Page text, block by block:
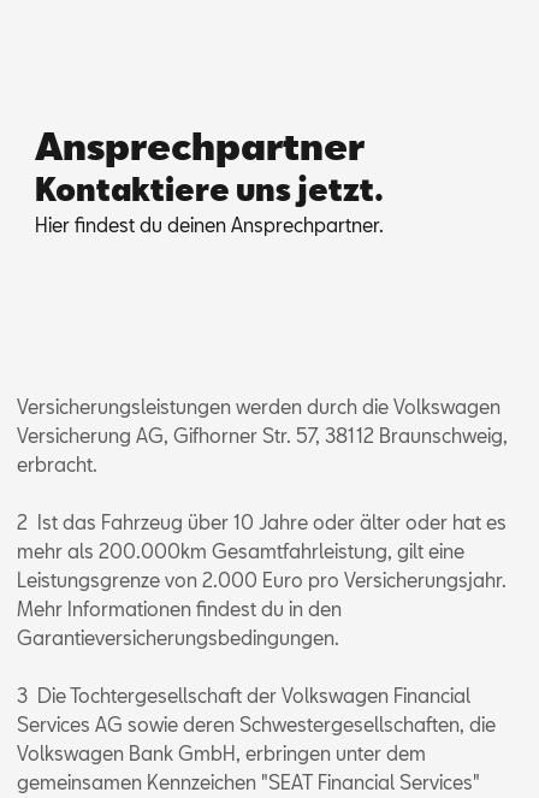
Ansprechpartner
Kontaktiere uns jetzt.
Hier fin­dest du dei­nen An­sprech­part­ner.
Versicherungsleistungen werden durch die Volkswagen
Versicherung AG, Gifhorner Str. 57, 38112 Braunschweig,
erbracht.
2 Ist das Fahrzeug über 10 Jahre oder älter oder hat es
mehr als 200.000km Gesamtfahrleistung, gilt eine
Leistungsgrenze von 2.000 Euro pro Versicherungsjahr.
Mehr Informationen findest du in den
Garantieversicherungsbedingungen.
3 Die Tochtergesellschaft der Volkswagen Financial
Services AG sowie deren Schwestergesellschaften, die
Volkswagen Bank GmbH, erbringen unter dem
gemeinsamen Kennzeichen "SEAT Financial Services"